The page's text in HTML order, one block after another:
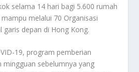
selama 14 hari bagi 5.600 rumah
melalui 70 Organisasi
garis depan di Hong Kong.
19, program pemberian
mingguan sebelumnya yang